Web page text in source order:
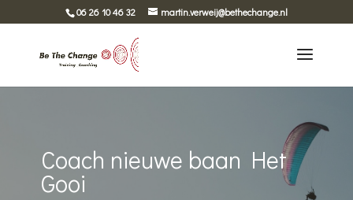
06 26 10 46 32 martin.verweij@bethechange.nl
Coach nieuwe baan Het
Gooi